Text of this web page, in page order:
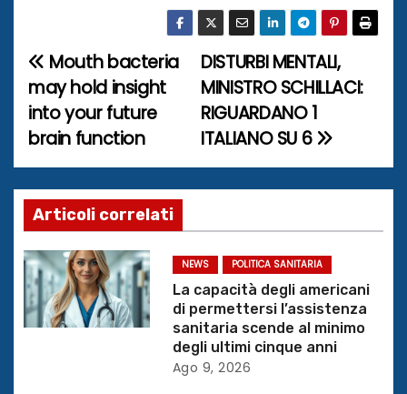
N
a
v
i
g
a
z
i
DISTURBI MENTALI,
MINISTRO SCHILLACI:
RIGUARDANO 1
ITALIANO SU 6
Mouth bacteria
may hold insight
into your future
brain function
Articoli correlati
NEWS POLITICA SANITARIA
La capacità degli americani
di permettersi l’assistenza
sanitaria scende al minimo
degli ultimi cinque anni
Ago 9, 2026